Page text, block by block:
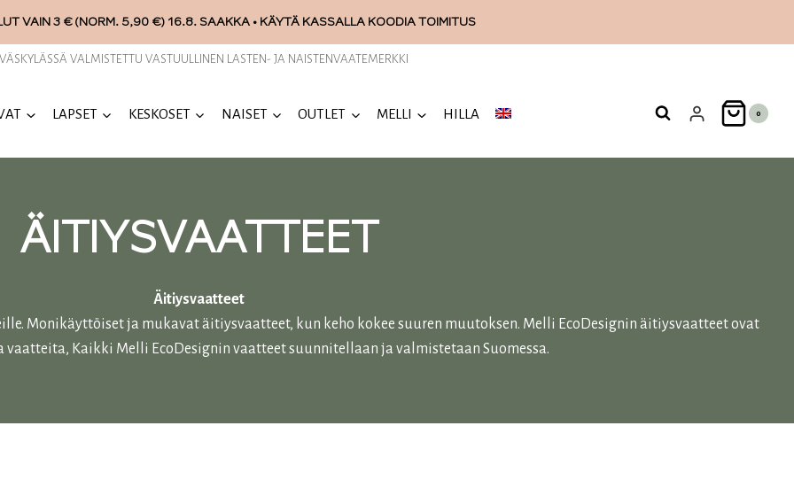
VAIN 3 € (NORM. 5,90 €) 16.8. SAAKKA • KÄYTÄ KASSALLA KOODIATOIMITUS
VALMISTETTU VASTUULLINEN LASTEN- JA NAISTENVAATEMERKKI
LAPSET KESKOSET NAISET OUTLET MELLI HILLA 0
ÄITIYSVAATTEET
Äitiysvaatteet
Monikäyttöiset ja mukavat äitiysvaatteet, kun keho kokee suuren muutoksen. Melli EcoDesignin äitiysvaatteet ovat
Kaikki Melli EcoDesignin vaatteet suunnitellaan ja valmistetaan Suomessa.